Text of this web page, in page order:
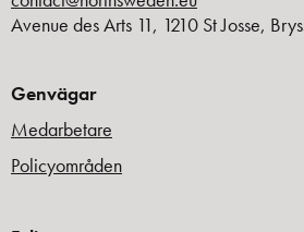
Avenue des Arts 11, 1210 St Josse,
Genvägar
Medarbetare
Policyområden